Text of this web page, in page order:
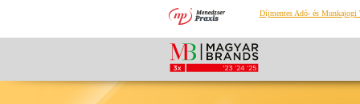
Díjmentes Adó- és Munkajogi